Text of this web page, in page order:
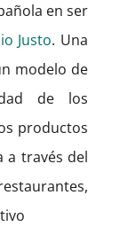
en ser
Justo. Una
modelo de
de los
productos
a través del